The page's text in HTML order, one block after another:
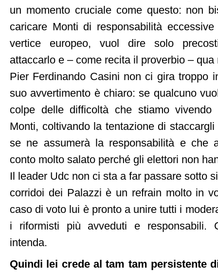
un momento cruciale come questo: non
caricare Monti di responsabilità eccessive
vertice europeo, vuol dire solo
attaccarlo e – come recita il proverbio –
Pier Ferdinando Casini non ci gira troppo
suo avvertimento è chiaro: se qualcuno
colpe delle difficoltà che stiamo
Monti, coltivando la tentazione di
se ne assumerà la responsabilità e che
conto molto salato perché gli elettori non
Il leader Udc non ci sta a far passare sotto
corridoi dei Palazzi è un refrain molto in
caso di voto lui è pronto a unire tutti i
i riformisti più avveduti e responsabili.
intenda.
Quindi lei crede al tam tam persistente